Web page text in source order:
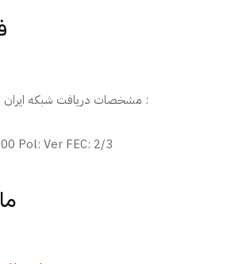
مشخصات دریافت شبکه ایران فردا در ماهواره ترکمنعالم :
Pol: Ver FEC: 2/3